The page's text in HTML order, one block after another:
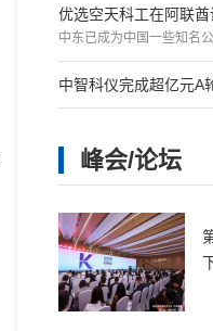
优选空天科工在阿联
中东已成为中国一些知名
中智科仪完成超亿元A
峰会/论坛